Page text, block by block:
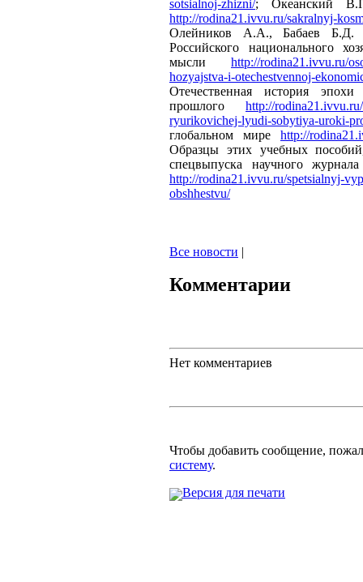
sotsialnoj-zhizni/; Океанский
http://rodina21.ivvu.ru/sakralnyj-
Олейников А.А., Бабаев Б.Д.
Российского национального
мысли http://rodina21.ivvu.ru/
hozyajstva-i-otechestvennoj-
Отечественная история
прошлого http://
ryurikovichej-lyudi-sobytiya-uroki-
глобальном мире http://
Образцы этих учебных
спецвыпуска научного
http://rodina21.ivvu.ru/spetsialnyj-
obshhestvu/
Все новости |
Комментарии
Нет комментариев
Чтобы добавить сообщение,
систему.
Версия для печати